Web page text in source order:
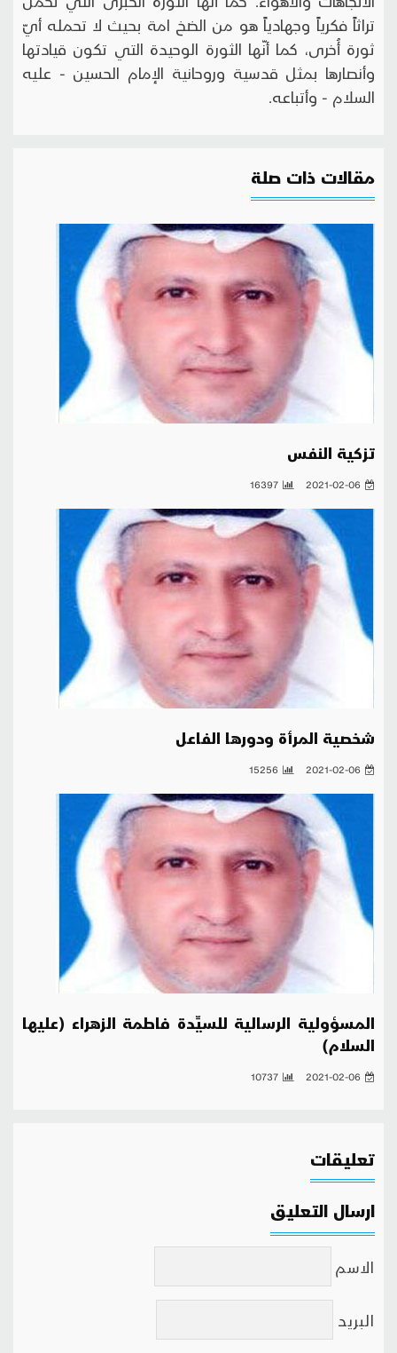
تراثاً فكرياً وجهادياً هو من الضخ امة بحيث لا تحمله أيّ
ثورة أُخرى، كما أنّها الثورة الوحيدة التي تكون قيادتها
وأنصارها بمثل قدسية وروحانية الإمام الحسين - عليه
السلام - وأتباعه.
مقالات ذات صلة
تزكية النفس
2021-02-06
16397
شخصية المرأة ودورها الفاعل
2021-02-06
15256
المسؤولية الرسالية للسيِّدة فاطمة الزهراء (عليها
السلام)
2021-02-06
10737
تعليقات
ارسال التعليق
الاسم
البريد